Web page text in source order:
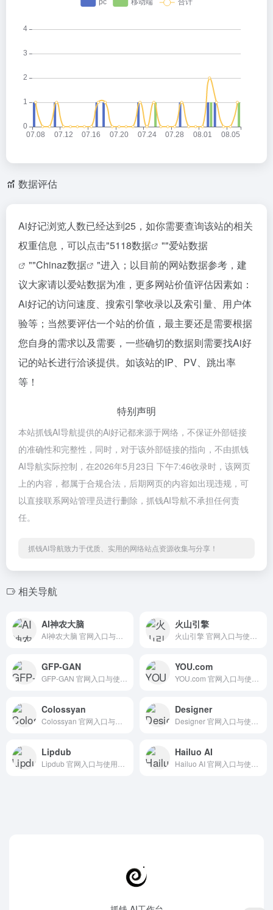
数据评估
Ai好记浏览人数已经达到25，如你需要查询该站的相关
权重信息，可以点击"5118数据 ""爱站数据
""Chinaz数据
"进入；以目前的网站数据参考，建
议大家请以爱站数据为准，更多网站价值评估因素如：
Ai好记的访问速度、搜索引擎收录以及索引量、用户体
验等；当然要评估一个站的价值，最主要还是需要根据
您自身的需求以及需要，一些确切的数据则需要找Ai好
记的站长进行洽谈提供。如该站的IP、PV、跳出率
等！
特别声明
本站抓钱AI导航提供的Ai好记都来源于网络，不保证外部链接
的准确性和完整性，同时，对于该外部链接的指向，不由抓钱
AI导航实际控制，在2026年5月23日 下午7:46收录时，该网页
上的内容，都属于合规合法，后期网页的内容如出现违规，可
以直接联系网站管理员进行删除，抓钱AI导航不承担任何责
任。
抓钱AI导航致力于优质、实用的网络站点资源收集与分享！
相关导航
AI神农大脑 火山引擎
GFP-GAN YOU.com
Colossyan Designer
Lipdub Hailuo AI